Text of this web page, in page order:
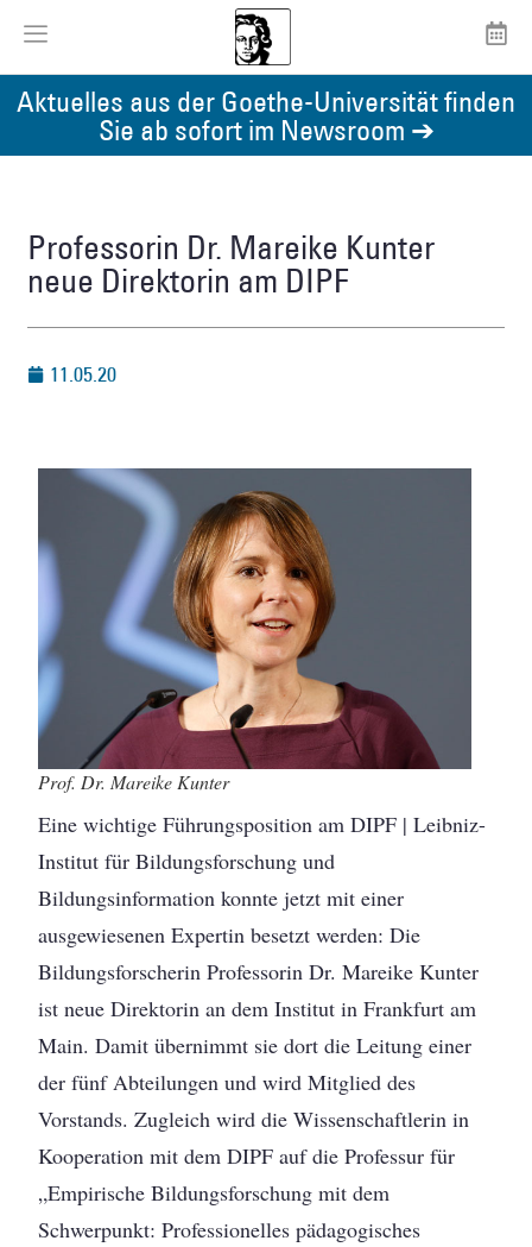
Aktuelles aus der Goethe-Universität finden
Sie ab sofort im Newsroom ➔
Professorin Dr. Mareike Kunter
neue Direktorin am DIPF
11.05.20
Prof. Dr. Mareike Kunter
Eine wichtige Führungsposition am DIPF | Leibniz-
Institut für Bildungsforschung und
Bildungsinformation konnte jetzt mit einer
ausgewiesenen Expertin besetzt werden: Die
Bildungsforscherin Professorin Dr. Mareike Kunter
ist neue Direktorin an dem Institut in Frankfurt am
Main. Damit übernimmt sie dort die Leitung einer
der fünf Abteilungen und wird Mitglied des
Vorstands. Zugleich wird die Wissenschaftlerin in
Kooperation mit dem DIPF auf die Professur für
„Empirische Bildungsforschung mit dem
Schwerpunkt: Professionelles pädagogisches